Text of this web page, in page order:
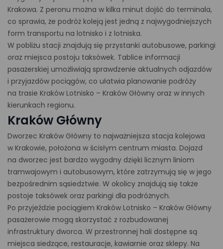
Krakowa. Z peronu można w kilka minut dojść do terminala,
co sprawia, że podróż koleją jest jedną z najwygodniejszych
form transportu na lotnisko i z lotniska.
W pobliżu stacji znajdują się przystanki autobusowe, parkingi
oraz miejsca postoju taksówek. Tablice informacji
pasażerskiej umożliwiają sprawdzenie aktualnych odjazdów
i przyjazdów pociągów, co ułatwia planowanie podróży
na trasie Kraków Lotnisko – Kraków Główny oraz w innych
kierunkach regionu.
Kraków Główny
Dworzec Kraków Główny to najważniejsza stacja kolejowa
w Krakowie, położona w ścisłym centrum miasta. Dojazd
na dworzec jest bardzo wygodny dzięki licznym liniom
tramwajowym i autobusowym, które zatrzymują się w jego
bezpośrednim sąsiedztwie. W okolicy znajdują się także
postoje taksówek oraz parkingi dla podróżnych.
Po przyjeździe pociągiem Kraków Lotnisko – Kraków Główny
pasażerowie mogą skorzystać z rozbudowanej
infrastruktury dworca. W przestronnej hali dostępne są
miejsca siedzące, restauracje, kawiarnie oraz sklepy. Na